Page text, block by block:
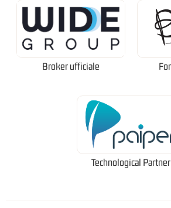
Broker ufficiale
Technological Partner